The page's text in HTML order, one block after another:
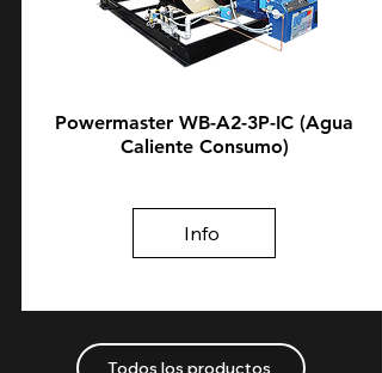
Powermaster WB-A2-3P-IC (Agua
Caliente Consumo)
Info
Todos los productos